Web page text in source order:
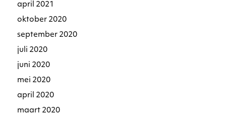
april 2021
oktober 2020
september 2020
juli 2020
juni 2020
mei 2020
april 2020
maart 2020